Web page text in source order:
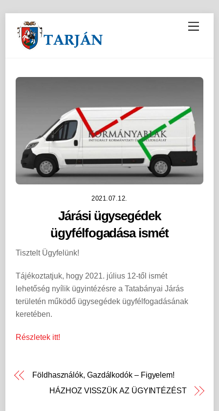
M
e
2021.07.12.
Járási ügysegédek
ügyfélfogadása ismét
Tisztelt Ügyfelünk!
Tájékoztatjuk, hogy 2021. július 12-től ismét
lehetőség nyílik ügyintézésre a Tatabányai Járás
területén működő ügysegédek ügyfélfogadásának
keretében.
Részletek itt!
Földhasználók, Gazdálkodók – Figyelem!
HÁZHOZ VISSZÜK AZ ÜGYINTÉZÉST